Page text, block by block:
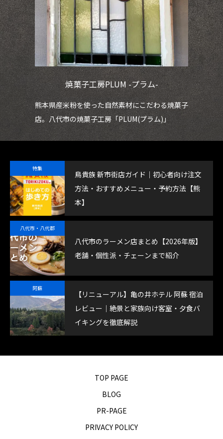
焼菓子工房PLUM -プラム-
熊本県産米粉を使った自然素材にこだわる焼菓子
店。八代市の焼菓子工房「PLUM(プラム)」
魚
特集
鳥貴族 新市街店ガイド｜初心者向け注文
方法・おすすめメニュー・予約方法【熊
本】
八代市・八代郡
八代市のラーメン店まとめ【2026年版】
老舗・個性派・チェーンまで紹介
阿蘇
【リニューアル】亀の井ホテル 阿蘇 宿泊
レビュー｜絶景と家族向け客室・夕食バ
イキングを徹底解説
TOP PAGE
BLOG
PR-PAGE
PRIVACY POLICY